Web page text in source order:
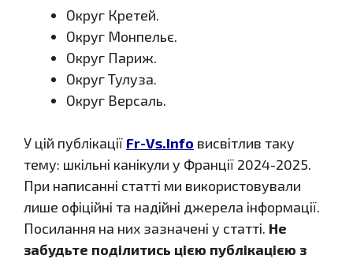
Округ Кретей.
Округ Монпельє.
Округ Париж.
Округ Тулуза.
Округ Версаль.
У цій публікації Fr-Vs.Info висвітлив таку
тему: шкільні канікули у Франції 2024-2025.
При написанні статті ми використовували
лише офіційні та надійні джерела інформації.
Посилання на них зазначені у статті. Не
забудьте поділитись цією публікацією з